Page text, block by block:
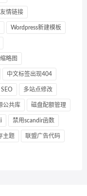
情链接
Wordpress新建模板
略图
中文标签出现404
多站点修改
公共库 磁盘配额管理
禁用scandir函数
主题 联盟广告代码